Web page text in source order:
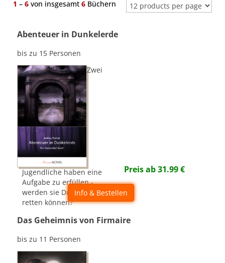
1 –6 von insgesamt6 Büchern
Abenteuer in Dunkelerde
bis zu 15 Personen
Zwei
Jugendliche haben eine
Aufgabe zu erfüllen -
werden sie Dunkelerde
retten können?
Preis ab31.99€
Info & Bestellen
Das Geheimnis von Firmaire
bis zu 11 Personen